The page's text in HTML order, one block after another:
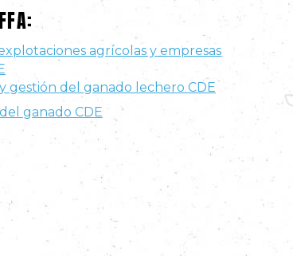
agrícolas y empresas
gestión del ganado lechero CDE
ganado CDE